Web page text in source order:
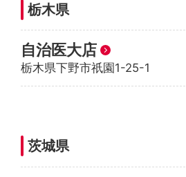
栃木県
自治医大店
栃木県下野市祇園1-25-1
茨城県